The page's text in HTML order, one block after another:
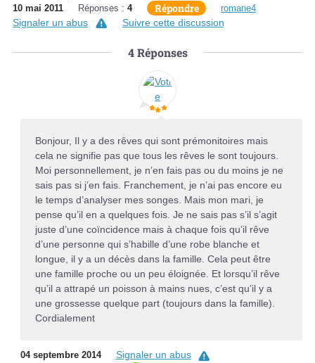
10 mai 2011
Réponses : 4 Répondre romane4
Signaler un abus Suivre cette discussion
4Réponses
Bonjour, Il y a des rêves qui sont prémonitoires mais
cela ne signifie pas que tous les rêves le sont toujours.
Moi personnellement, je n’en fais pas ou du moins je ne
sais pas si j’en fais. Franchement, je n’ai pas encore eu
le temps d’analyser mes songes. Mais mon mari, je
pense qu’il en a quelques fois. Je ne sais pas s’il s’agit
juste d’une coïncidence mais à chaque fois qu’il rêve
d’une personne qui s’habille d’une robe blanche et
longue, il y a un décès dans la famille. Cela peut être
une famille proche ou un peu éloignée. Et lorsqu’il rêve
qu’il a attrapé un poisson à mains nues, c’est qu’il y a
une grossesse quelque part (toujours dans la famille).
Cordialement
04 septembre 2014
Signaler un abus